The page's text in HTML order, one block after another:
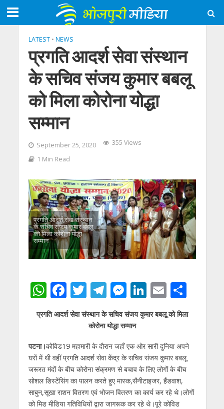
LATEST • NEWS
प्रगति आदर्श सेवा संस्थान
के सचिव संजय कुमार बबलू
को मिला कोरोना योद्धा
सम्मान
September 25, 2020
355 Views
1 Min Read
प्रगति आदर्श सेवा संस्थान
के सचिव संजय कुमार बबलू
को मिला कोरोना योद्धा
सम्मान
W
h
at
s
A
p
p
F
ac
e
b
o
o
k
T
w
itt
er
T
el
e
a
m
M
e
ss
n
g
er
Li
n
k
e
dI
n
E
m
ai
l
S
h
ar
e
प्रगति आदर्श सेवा संस्थान के सचिव संजय कुमार बबलू को मिला
कोरोना योद्धा सम्मान
पटना।कोविड19 महामारी के दौरान जहाँ एक ओर सारी दुनिया अपने
घरों में थी वहीं प्रगति आदर्श सेवा केंद्र के सचिव संजय कुमार बबलू
जरूरत मंदों के बीच कोरोना संक्रमण से बचाव के लिए लोगों के बीच
सोशल डिस्टेंसिंग का पालन करते हुए मास्क,सैनीटाइजर, हैंडवाश,
साबुन,सूखा राशन वितरण एवं भोजन वितरण का कार्य कर रहे थे।लोगों
को मिड मीडिया गतिविधियों द्वारा जागरूक कर रहे थे।पूरे कोविड